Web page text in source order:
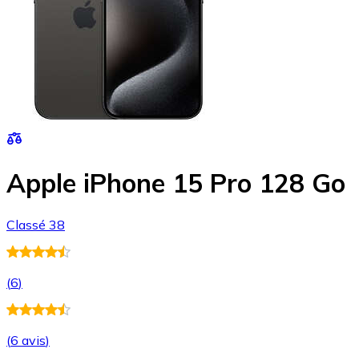
Apple iPhone 15 Pro 128 Go
Classé 38
(6)
(6 avis)